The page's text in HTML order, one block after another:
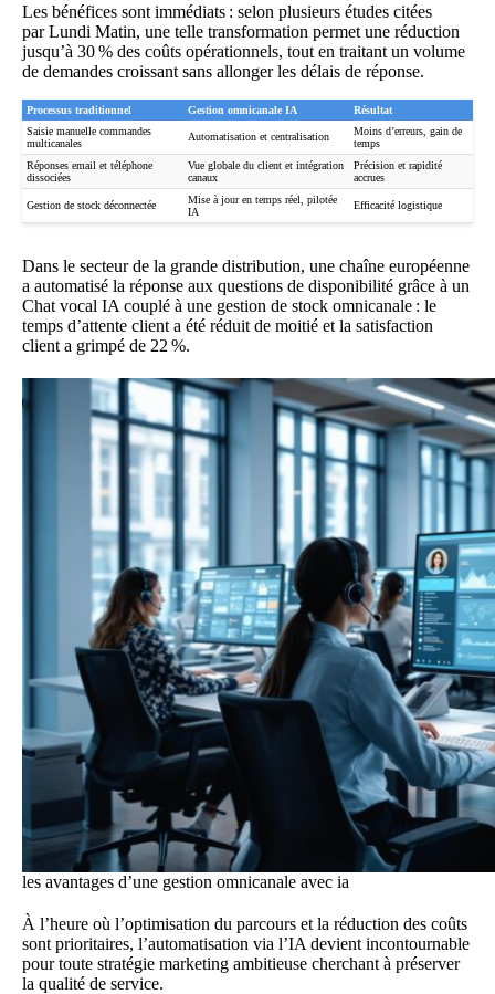
Les bénéfices sont immédiats : selon plusieurs études citées
parLundi Matin, une telle transformation permet une réduction
jusqu’à 30 % des coûts opérationnels, tout en traitant un volume
de demandes croissant sans allonger les délais de réponse.
Processus traditionnel Gestion omnicanale IA
Résultat
Saisie manuelle commandes
multicanales
Automatisation et centralisation
Moins d’erreurs, gain de
temps
Réponses email et téléphone
dissociées
Vue globale du client et intégration
canaux
Précision et rapidité
accrues
Gestion de stock déconnectée
Mise à jour en temps réel, pilotée
IA
Efficacité logistique
Dans le secteur de la grande distribution, une chaîne européenne
a automatisé la réponse aux questions de disponibilité grâce à un
Chat vocal IA couplé à une gestion de stock omnicanale : le
temps d’attente client a été réduit de moitié et la satisfaction
client a grimpé de 22 %.
les avantages d’une gestion omnicanale avec ia
À l’heure où l’optimisation du parcours et la réduction des coûts
sont prioritaires, l’automatisation via l’IA devient incontournable
pour toute stratégie marketing ambitieuse cherchant à préserver
la qualité de service.